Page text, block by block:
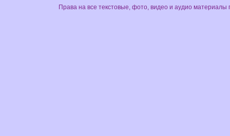
Права на все текстовые, фото, видео и аудио